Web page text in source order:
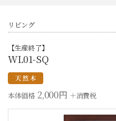
リビング
【生産終了】
WL01-SQ
本体価格 2,000円 ＋消費税